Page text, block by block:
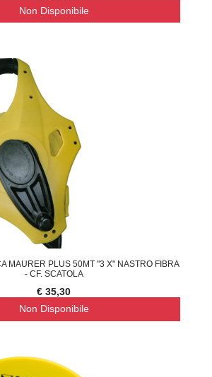
Non Disponibile
MAURER PLUS 50MT "3 X" NASTRO FIBRA
- CF. SCATOLA
€ 35,30
Non Disponibile